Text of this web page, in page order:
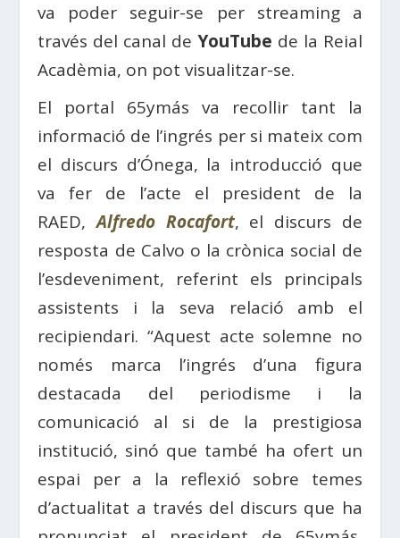
va poder seguir-se per streaming a
través del canal deYouTube de la Reial
Acadèmia, on pot visualitzar-se.
El portal 65ymás va recollir tant la
informació de l’ingrés per si mateix com
el discurs d’Ónega, la introducció que
va fer de l’acte el president de la
RAED,Alfredo Rocafort, el discurs de
resposta de Calvo o la crònica social de
l’esdeveniment, referint els principals
assistents i la seva relació amb el
recipiendari. “Aquest acte solemne no
només marca l’ingrés d’una figura
destacada del periodisme i la
comunicació al si de la prestigiosa
institució, sinó que també ha ofert un
espai per a la reflexió sobre temes
d’actualitat a través del discurs que ha